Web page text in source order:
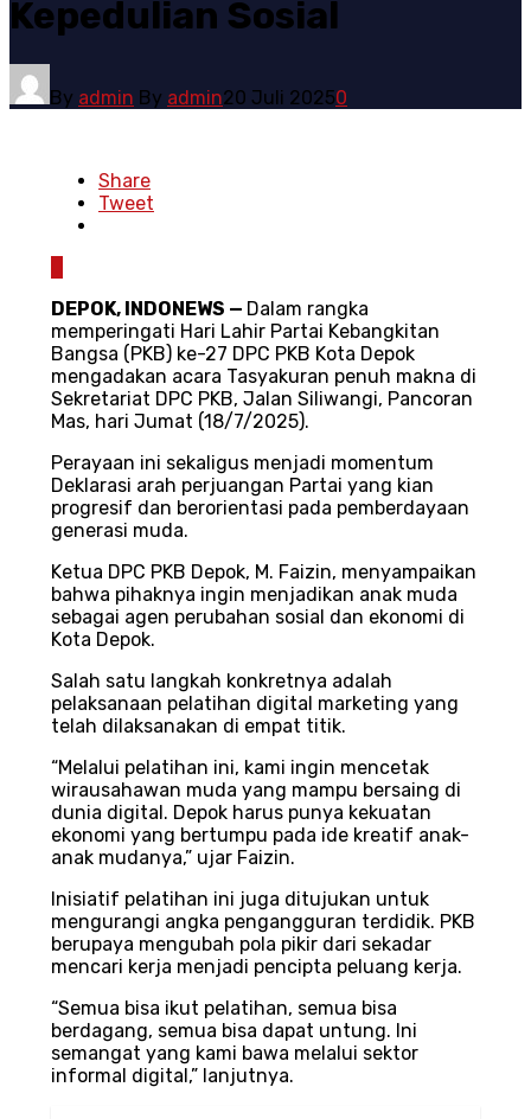
Kepedulian Sosial
By admin By admin20 Juli 20250
Share
Tweet
DEPOK, INDONEWS — Dalam rangka
memperingati Hari Lahir Partai Kebangkitan
Bangsa (PKB) ke-27 DPC PKB Kota Depok
mengadakan acara Tasyakuran penuh makna di
Sekretariat DPC PKB, Jalan Siliwangi, Pancoran
Mas, hari Jumat (18/7/2025).
Perayaan ini sekaligus menjadi momentum
Deklarasi arah perjuangan Partai yang kian
progresif dan berorientasi pada pemberdayaan
generasi muda.
Ketua DPC PKB Depok, M. Faizin, menyampaikan
bahwa pihaknya ingin menjadikan anak muda
sebagai agen perubahan sosial dan ekonomi di
Kota Depok.
Salah satu langkah konkretnya adalah
pelaksanaan pelatihan digital marketing yang
telah dilaksanakan di empat titik.
“Melalui pelatihan ini, kami ingin mencetak
wirausahawan muda yang mampu bersaing di
dunia digital. Depok harus punya kekuatan
ekonomi yang bertumpu pada ide kreatif anak-
anak mudanya,” ujar Faizin.
Inisiatif pelatihan ini juga ditujukan untuk
mengurangi angka pengangguran terdidik. PKB
berupaya mengubah pola pikir dari sekadar
mencari kerja menjadi pencipta peluang kerja.
“Semua bisa ikut pelatihan, semua bisa
berdagang, semua bisa dapat untung. Ini
semangat yang kami bawa melalui sektor
informal digital,” lanjutnya.